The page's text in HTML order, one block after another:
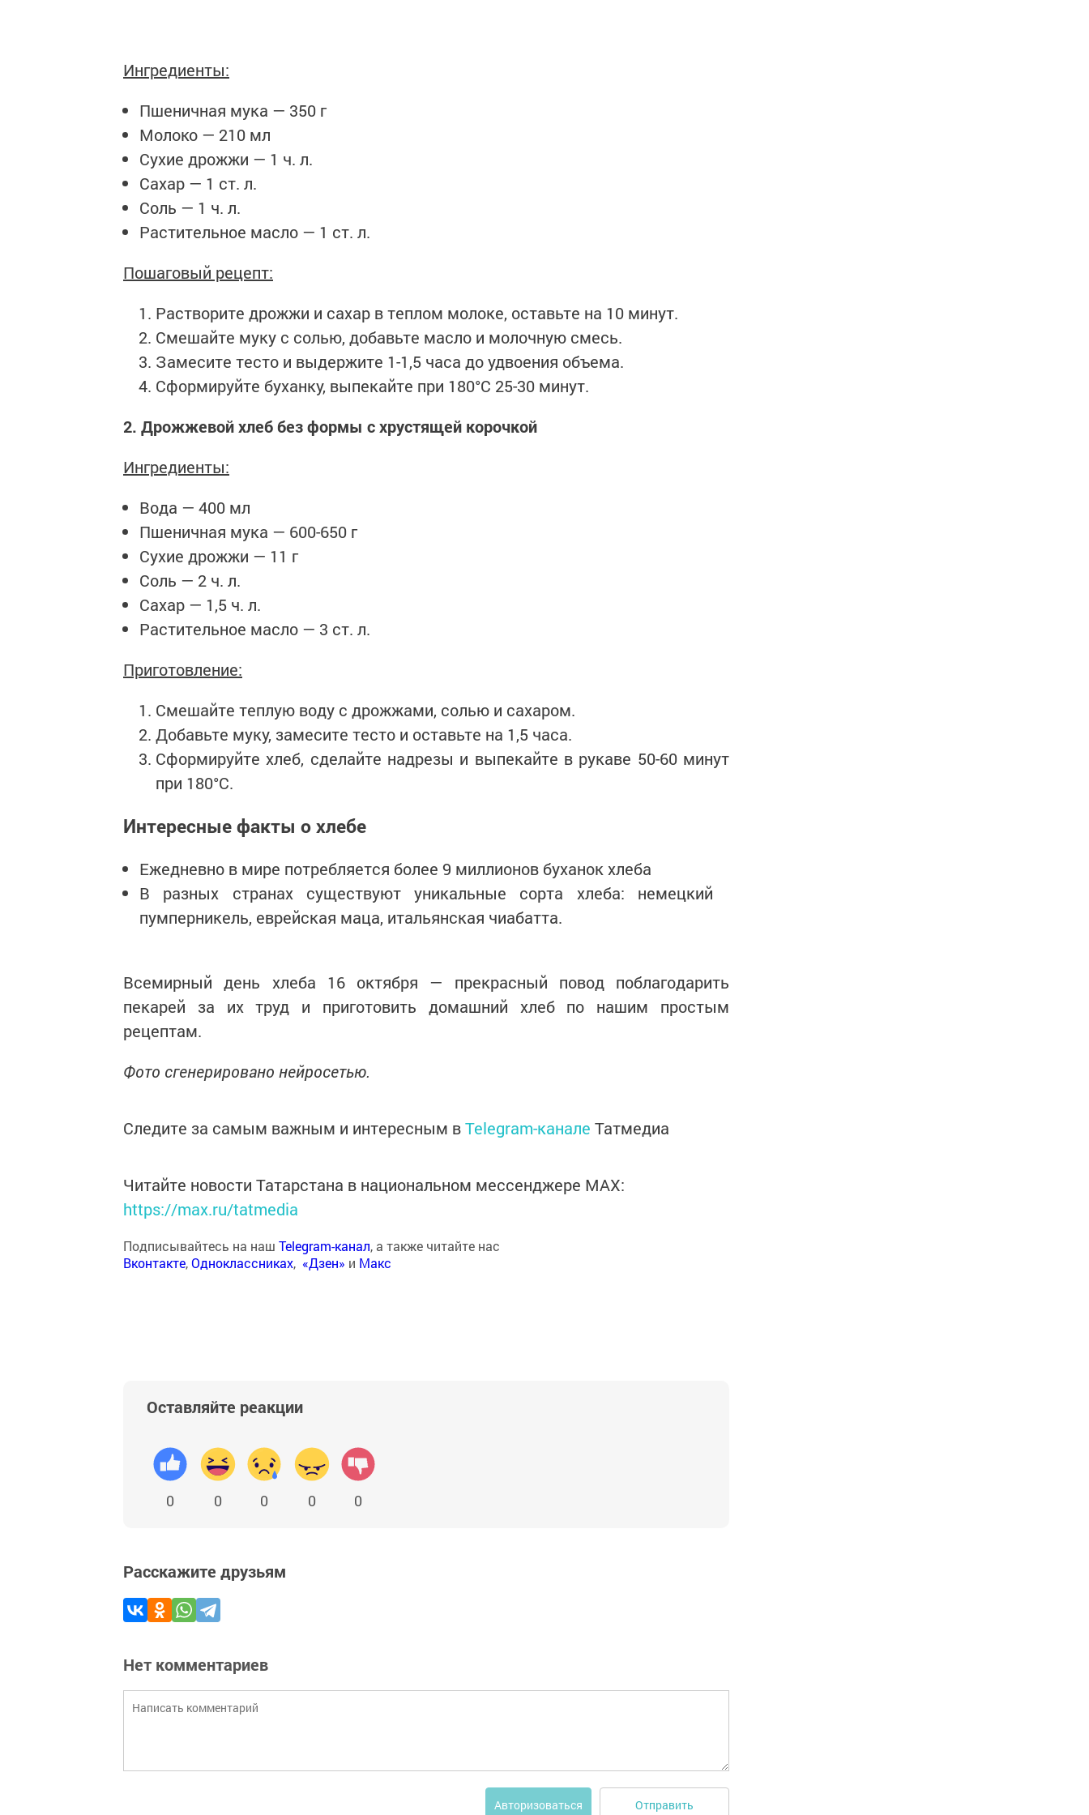
Ингредиенты:
Пшеничная мука — 350 г
Молоко — 210 мл
Сухие дрожжи — 1 ч. л.
Сахар — 1 ст. л.
Соль — 1 ч. л.
Растительное масло — 1 ст. л.
Пошаговый рецепт:
Растворите дрожжи и сахар в теплом молоке, оставьте на 10 минут.
Смешайте муку с солью, добавьте масло и молочную смесь.
Замесите тесто и выдержите 1-1,5 часа до удвоения объема.
Сформируйте буханку, выпекайте при 180°C 25-30 минут.
2. Дрожжевой хлеб без формы с хрустящей корочкой
Ингредиенты:
Вода — 400 мл
Пшеничная мука — 600-650 г
Сухие дрожжи — 11 г
Соль — 2 ч. л.
Сахар — 1,5 ч. л.
Растительное масло — 3 ст. л.
Приготовление:
Смешайте теплую воду с дрожжами, солью и сахаром.
Добавьте муку, замесите тесто и оставьте на 1,5 часа.
Сформируйте хлеб, сделайте надрезы и выпекайте в рукаве 50-60 минут
при 180°C.
Интересные факты о хлебе
Ежедневно в мире потребляется более 9 миллионов буханок хлеба
В разных странах существуют уникальные сорта хлеба: немецкий
пумперникель, еврейская маца, итальянская чиабатта.
Всемирный день хлеба 16 октября — прекрасный повод поблагодарить
пекарей за их труд и приготовить домашний хлеб по нашим простым
рецептам.
Фото сгенерировано нейросетью.
Следите за самым важным и интересным вTelegram-канале Татмедиа
Читайте новости Татарстана в национальном мессенджере MАХ:
https://max.ru/tatmedia
Подписывайтесь на наш Telegram-канал, а также читайте нас
Вконтакте,Одноклассниках, «Дзен» и Макс
Оставляйте реакции
0 0 0 0 0
Расскажите друзьям
Нет комментариев
Авторизоваться Отправить